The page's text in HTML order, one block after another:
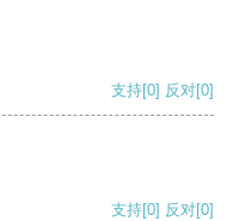
支持[0] 反对[0]
支持[0] 反对[0]